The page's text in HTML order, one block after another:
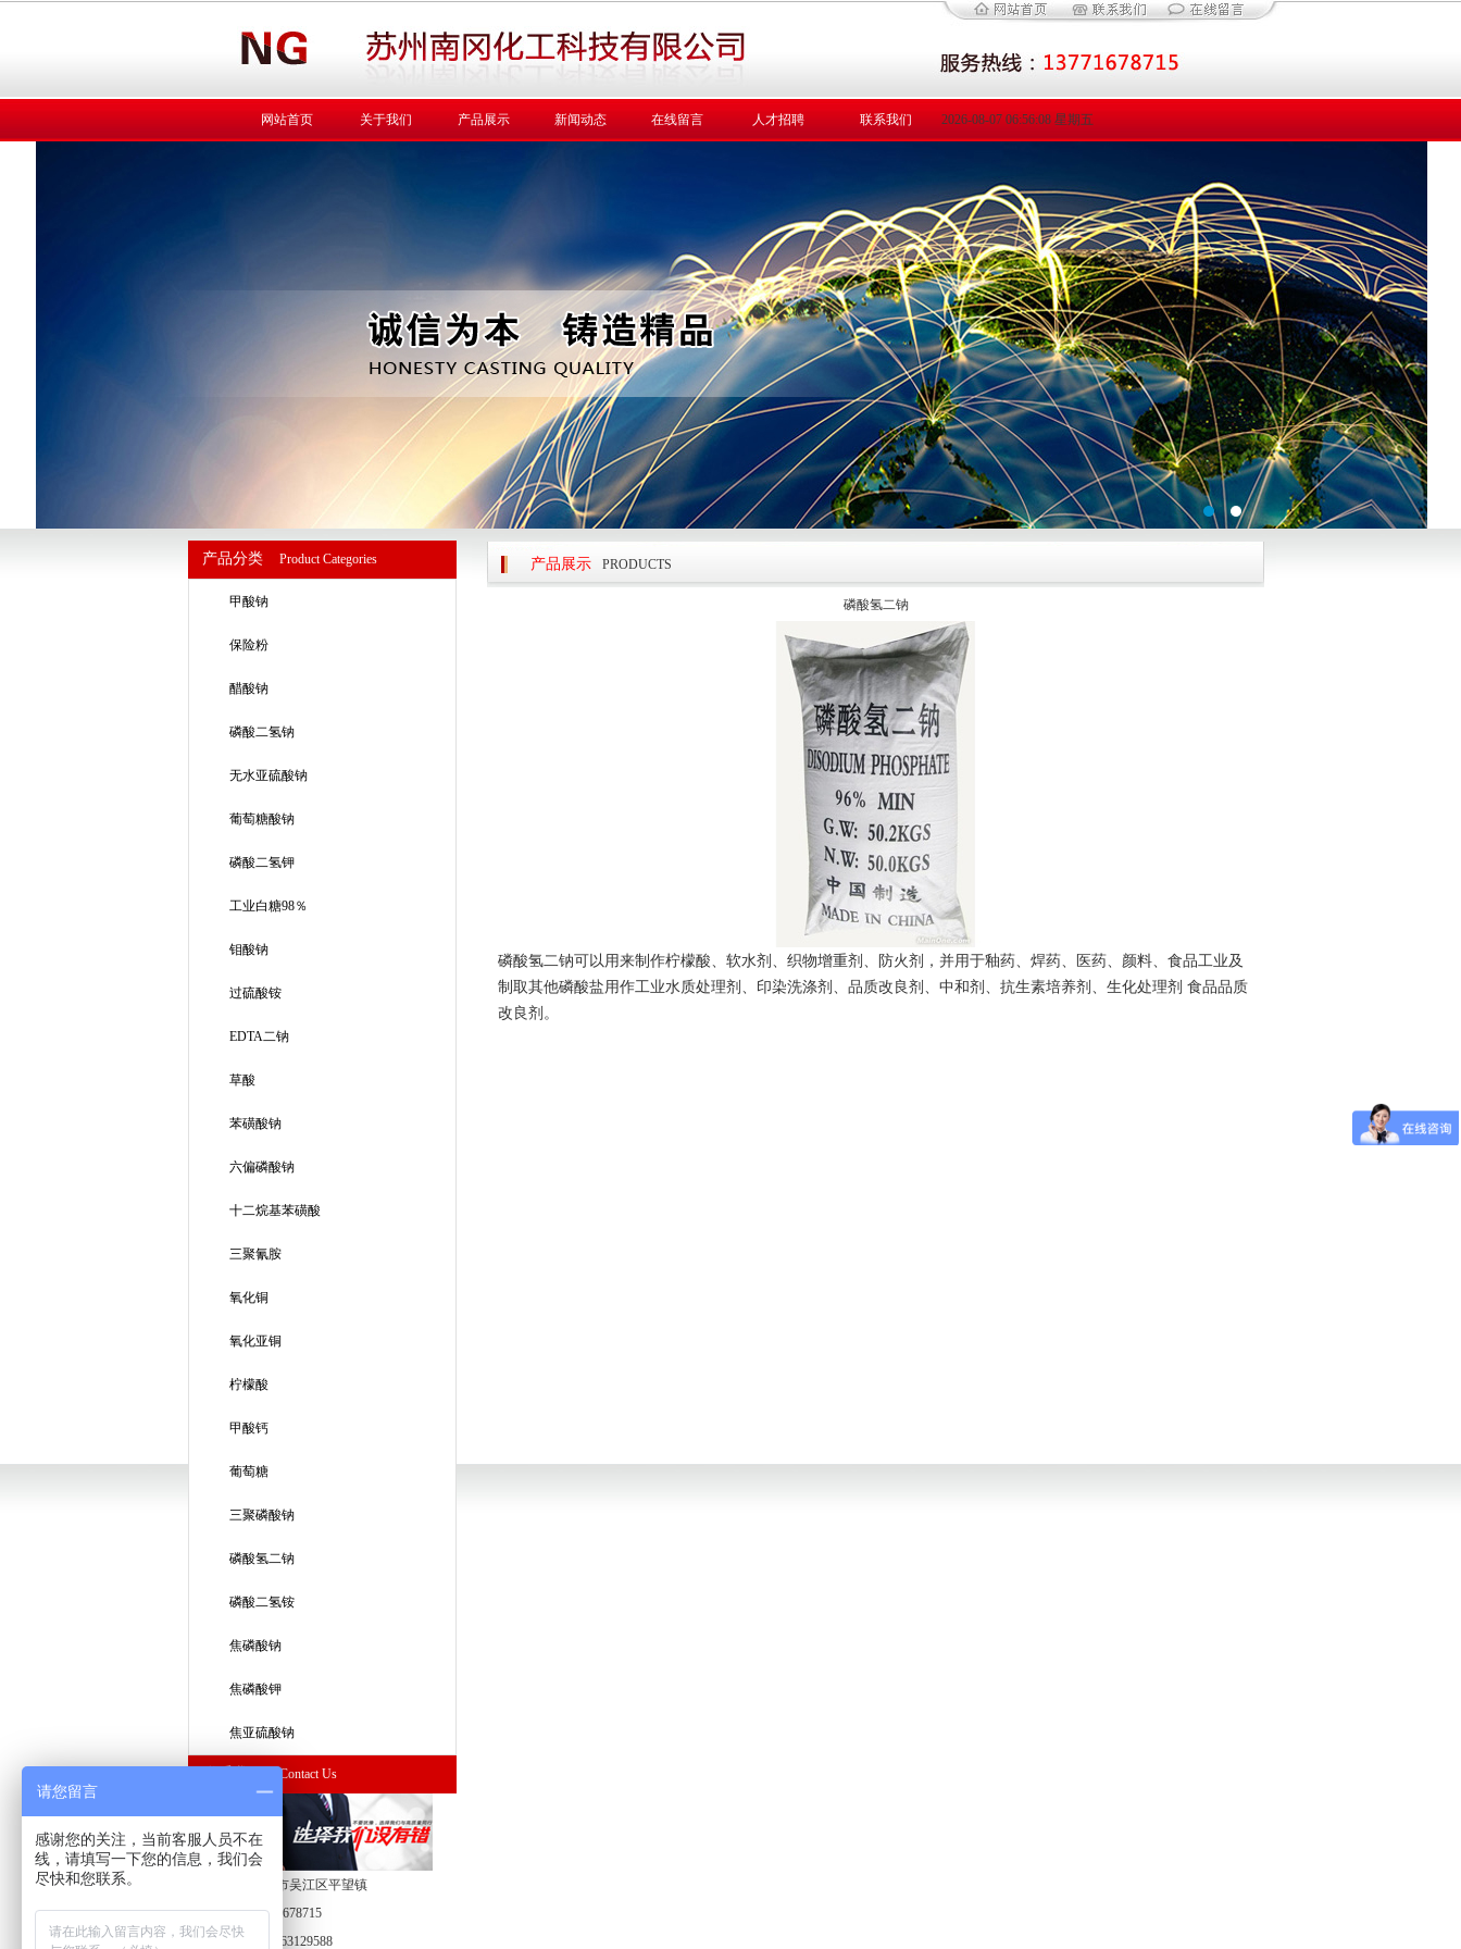
网站首页 关于我们 产品展示 新闻动态 在线留言 人才招聘 联系我们 2026-08-07 06:56:09 星期五
产品分类 Product Categories
甲酸钠
保险粉
醋酸钠
磷酸二氢钠
无水亚硫酸钠
葡萄糖酸钠
磷酸二氢钾
工业白糖98％
钼酸钠
过硫酸铵
EDTA二钠
草酸
苯磺酸钠
六偏磷酸钠
十二烷基苯磺酸
三聚氰胺
氧化铜
氧化亚铜
柠檬酸
甲酸钙
葡萄糖
三聚磷酸钠
磷酸氢二钠
磷酸二氢铵
焦磷酸钠
焦磷酸钾
焦亚硫酸钠
Contact Us
地址：苏州市吴江区平望镇
手机：13771678715
电话：0512-63129588
产品展示 PRODUCTS
磷酸氢二钠
磷酸氢二钠可以用来制作柠檬酸、软水剂、织物增重剂、防火剂，并用于釉药、焊药、医药、颜料、食品工业及
制取其他磷酸盐用作工业水质处理剂、印染洗涤剂、品质改良剂、中和剂、抗生素培养剂、生化处理剂 食品品质
改良剂。
请您留言
感谢您的关注，当前客服人员不在
线，请填写一下您的信息，我们会
尽快和您联系。